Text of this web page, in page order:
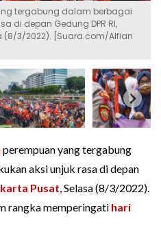
tergabung dalam berbagai
di depan Gedung DPR RI,
(8/3/2022). [Suara.com/Alfian
perempuan yang tergabung
aksi unjuk rasa di depan
Pusat, Selasa (8/3/2022).
rangka memperingati hari